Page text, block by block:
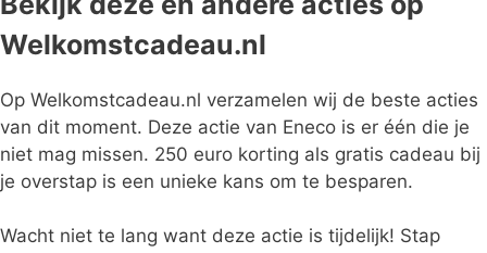
Welkomstcadeau.nl
Op Welkomstcadeau.nl verzamelen wij de beste acties
van dit moment. Deze actie van Eneco is er één die je
niet mag missen. 250 euro korting als gratis cadeau bij
je overstap is een unieke kans om te besparen.
Wacht niet te lang want deze actie is tijdelijk! Stap